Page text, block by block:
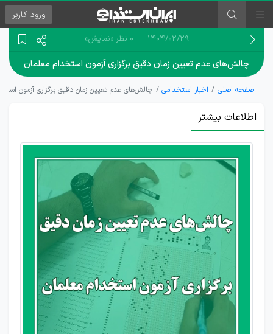
ورود کاربر
۱۴۰۴/۰۲/۲۹ 0 نظر «نمایش»
چالش‌های عدم تعیین زمان دقیق برگزاری آزمون استخدام معلمان
صفحه اصلی اخبار استخدامی چالش‌های عدم تعیین زمان دقیق برگزاری آزمون
اطلاعات بیشتر
نگرانی‌ها
از تأخیر
تعیین
زمان
مشخص
برای
آزمون